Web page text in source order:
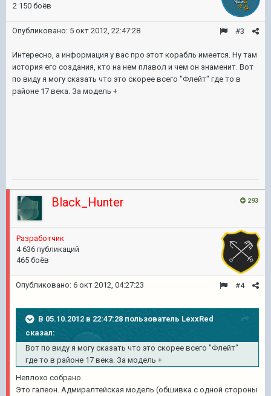
2 150 боёв
#3
Опубликовано: 5 окт 2012, 22:47:28
Интересно, а информация у вас про этот корабль имеется. Ну там
история его создания, кто на нем плавол и чем он знаменит. Вот
по виду я могу сказать что это скорее всего "Флейт" где то в
районе 17 века. За модель +
293
Black_Hunter
Разработчик
4 636 публикаций
465 боёв
#4
Опубликовано: 6 окт 2012, 04:27:23
В 05.10.2012 в 22:47:28 пользователь LexxRed
сказал:
Вот по виду я могу сказать что это скорее всего "Флейт"
где то в районе 17 века. За модель +
Неплохо собрано.
Это галеон. Адмиралтейская модель (обшивка с одной стороны